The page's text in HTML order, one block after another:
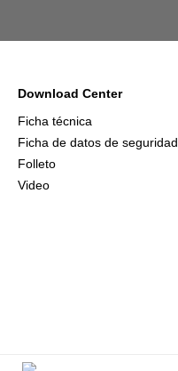
Download Center
Ficha técnica
Ficha de datos de seguridad
Folleto
Video